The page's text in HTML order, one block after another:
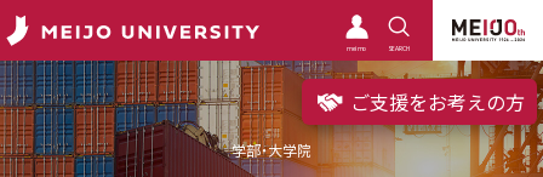
meimo SEARCH
ご支援をお考えの方
学部・大学院